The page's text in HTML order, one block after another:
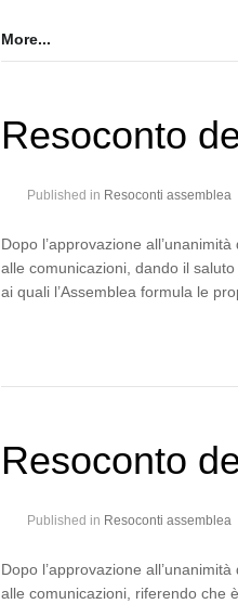
More...
Resoconto
Published in Resoconti assemblea
Dopo l’approvazione
alle comunicazioni, dando il
ai quali l’Assemblea formula le
Resoconto
Published in Resoconti assemblea
Dopo l’approvazione
alle comunicazioni, riferendo che